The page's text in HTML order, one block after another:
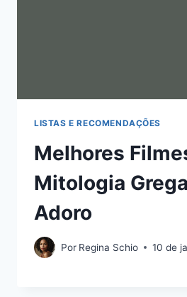
LISTAS E RECOMENDAÇÕES
Melhores
Mitologia
Adoro
Por Regina Schio 10 de